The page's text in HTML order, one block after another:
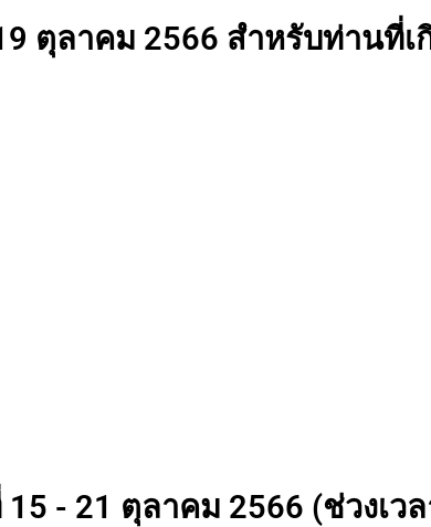
ตุลาคม 2566 สำหรับท่านที่เ
- 21 ตุลาคม 2566 (ช่วงเว